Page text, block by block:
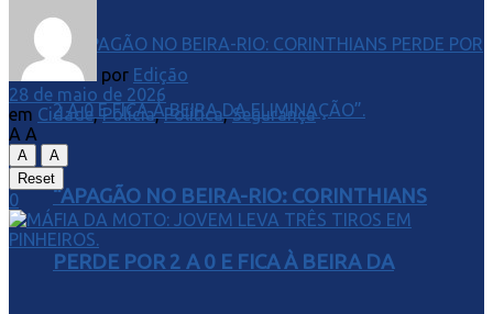
“APAGÃO NO BEIRA-RIO: CORINTHIANS
PERDE POR 2 A 0 E FICA À BEIRA DA
por Edição
28 de maio de 2026
em Cidade,Polícia,Política,Segurança
A A
A
A
Reset
0